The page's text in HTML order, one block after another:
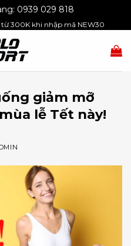
0939 029 818
300K khi nhập mã NEW30
giảm mỡ
lễ Tết này!